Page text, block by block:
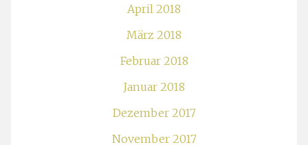
April 2018
März 2018
Februar 2018
Januar 2018
Dezember 2017
November 2017